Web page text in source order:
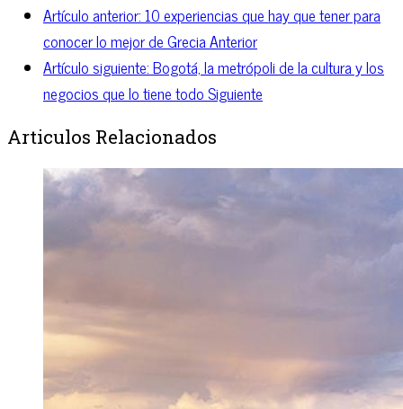
Artículo anterior: 10 experiencias que hay que tener para
conocer lo mejor de GreciaAnterior
Artículo siguiente: Bogotá, la metrópoli de la cultura y los
negocios que lo tiene todoSiguiente
Articulos Relacionados